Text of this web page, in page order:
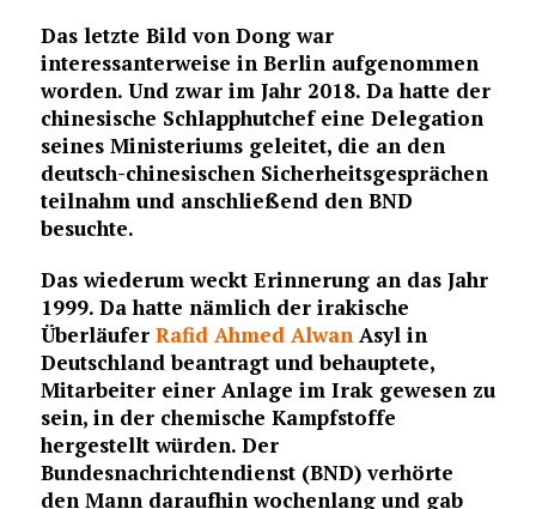
Das letzte Bild von Dong war
interessanterweise in Berlin aufgenommen
worden. Und zwar im Jahr 2018. Da hatte der
chinesische Schlapphutchef eine Delegation
seines Ministeriums geleitet, die an den
deutsch-chinesischen Sicherheitsgesprächen
teilnahm und anschließend den BND
besuchte.
Das wiederum weckt Erinnerung an das Jahr
1999. Da hatte nämlich der irakische
Überläufer Rafid Ahmed AlwanAsyl in
Deutschland beantragt und behauptete,
Mitarbeiter einer Anlage im Irak gewesen zu
sein, in der chemische Kampfstoffe
hergestellt würden. Der
Bundesnachrichtendienst (BND) verhörte
den Mann daraufhin wochenlang und gab